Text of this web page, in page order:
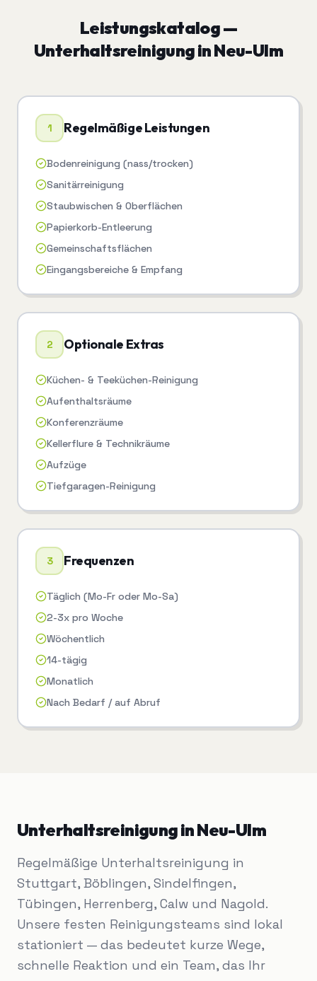
Leistungskatalog —
UnterhaltsreinigunginNeu-Ulm
1 Regelmäßige Leistungen
Bodenreinigung (nass/trocken)
Sanitärreinigung
Staubwischen & Oberflächen
Papierkorb-Entleerung
Gemeinschaftsflächen
Eingangsbereiche & Empfang
2 Optionale Extras
Küchen- & Teeküchen-Reinigung
Aufenthaltsräume
Konferenzräume
Kellerflure & Technikräume
Aufzüge
Tiefgaragen-Reinigung
3 Frequenzen
Täglich (Mo-Fr oder Mo-Sa)
2-3x pro Woche
Wöchentlich
14-tägig
Monatlich
Nach Bedarf / auf Abruf
UnterhaltsreinigunginNeu-Ulm
Regelmäßige Unterhaltsreinigung in
Stuttgart, Böblingen, Sindelfingen,
Tübingen, Herrenberg, Calw und Nagold.
Unsere festen Reinigungsteams sind lokal
stationiert — das bedeutet kurze Wege,
schnelle Reaktion und ein Team, das Ihr